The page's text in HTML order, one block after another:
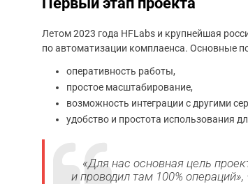
Летом 2023 года HFLabs и крупнейшая
по автоматизации комплаенса. Основные
оперативность работы,
простое масштабирование,
возможность интеграции с другими
удобство и простота использования
«Для нас основная цель
и проводил там 100%